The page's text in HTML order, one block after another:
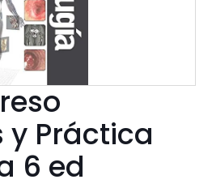
y Práctica
6 ed